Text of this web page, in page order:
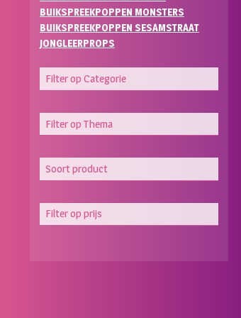
BUIKSPREEKPOPPEN MONSTERS
BUIKSPREEKPOPPEN SESAMSTRAAT
JONGLEERPROPS
Filter op Categorie
Filter op Thema
Soort product
Filter op prijs